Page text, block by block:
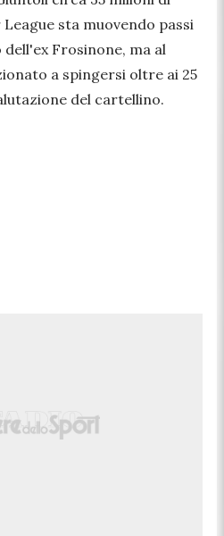
sta muovendo passi
Frosinone, ma al
a spingersi oltre ai 25
del cartellino.